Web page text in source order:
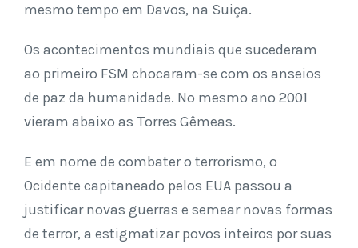
mesmo tempo em Davos, na Suiça.
Os acontecimentos mundiais que sucederam
ao primeiro FSM chocaram-se com os anseios
de paz da humanidade. No mesmo ano 2001
vieram abaixo as Torres Gêmeas.
E em nome de combater o terrorismo, o
Ocidente capitaneado pelos EUA passou a
justificar novas guerras e semear novas formas
de terror, a estigmatizar povos inteiros por suas